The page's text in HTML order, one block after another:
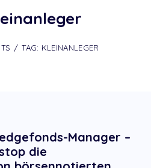
TAG: KLEINANLEGER
Manager –
die